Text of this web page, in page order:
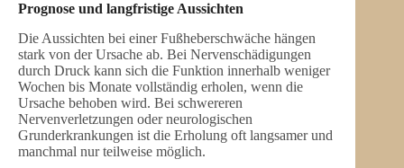
Prognose und langfristige Aussichten
Die Aussichten bei einer Fußheberschwäche hängen
stark von der Ursache ab. Bei Nervenschädigungen
durch Druck kann sich die Funktion innerhalb weniger
Wochen bis Monate vollständig erholen, wenn die
Ursache behoben wird. Bei schwereren
Nervenverletzungen oder neurologischen
Grunderkrankungen ist die Erholung oft langsamer und
manchmal nur teilweise möglich.